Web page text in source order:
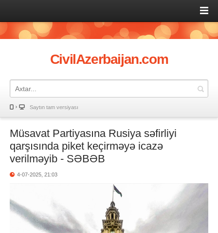
CivilAzerbaijan.com
Saytın tam versiyası
Müsavat Partiyasına Rusiya səfirliyi
qarşısında piket keçirməyə icazə
verilməyib - SƏBƏB
4-07-2025, 21:03